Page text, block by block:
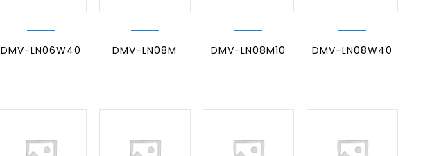
DMV-LN06W40 DMV-LN08M DMV-LN08M10 DMV-LN08W40